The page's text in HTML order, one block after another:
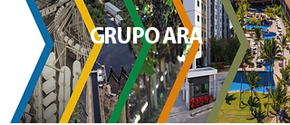
GRUPO ARA